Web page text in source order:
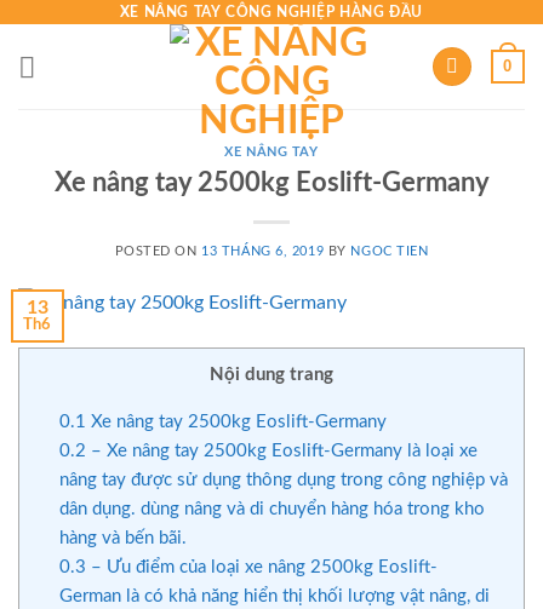
content
XE NÂNG TAY CÔNG NGHIỆP HÀNG ĐẦU
0
XE NÂNG TAY
Xe nâng tay 2500kg Eoslift-Germany
POSTED ON 13 THÁNG 6, 2019 BY NGOC TIEN
13
Th6
Nội dung trang
0.1 Xe nâng tay 2500kg Eoslift-Germany
0.2 – Xe nâng tay 2500kg Eoslift-Germany là loại xe
nâng tay được sử dụng thông dụng trong công nghiệp và
dân dụng. dùng nâng và di chuyển hàng hóa trong kho
hàng và bến bãi.
0.3 – Ưu điểm của loại xe nâng 2500kg Eoslift-
German là có khả năng hiển thị khối lượng vật nâng, di